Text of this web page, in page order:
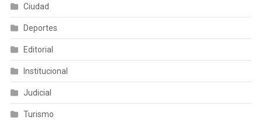
Ciudad
Deportes
Editorial
Institucional
Judicial
Turismo